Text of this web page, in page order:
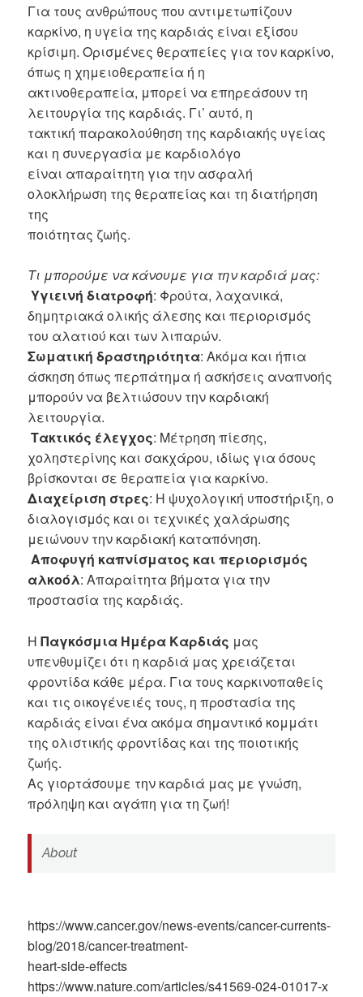
Για τους ανθρώπους που αντιμετωπίζουν
καρκίνο, η υγεία της καρδιάς είναι εξίσου
κρίσιμη. Ορισμένες θεραπείες για τον καρκίνο,
όπως η χημειοθεραπεία ή η
ακτινοθεραπεία, μπορεί να επηρεάσουν τη
λειτουργία της καρδιάς. Γι’ αυτό, η
τακτική παρακολούθηση της καρδιακής υγείας
και η συνεργασία με καρδιολόγο
είναι απαραίτητη για την ασφαλή
ολοκλήρωση της θεραπείας και τη διατήρηση
της
ποιότητας ζωής.
Τι μπορούμε να κάνουμε για την καρδιά μας:
Υγιεινή διατροφή: Φρούτα, λαχανικά,
δημητριακά ολικής άλεσης και περιορισμός
του αλατιού και των λιπαρών.
Σωματική δραστηριότητα: Ακόμα και ήπια
άσκηση όπως περπάτημα ή ασκήσεις αναπνοής
μπορούν να βελτιώσουν την καρδιακή
λειτουργία.
Τακτικός έλεγχος: Μέτρηση πίεσης,
χοληστερίνης και σακχάρου, ιδίως για όσους
βρίσκονται σε θεραπεία για καρκίνο.
Διαχείριση στρες: Η ψυχολογική υποστήριξη, ο
διαλογισμός και οι τεχνικές χαλάρωσης
μειώνουν την καρδιακή καταπόνηση.
Αποφυγή καπνίσματος και περιορισμός
αλκοόλ: Απαραίτητα βήματα για την
προστασία της καρδιάς.
ΗΠαγκόσμια Ημέρα Καρδιάς μας
υπενθυμίζει ότι η καρδιά μας χρειάζεται
φροντίδα κάθε μέρα. Για τους καρκινοπαθείς
και τις οικογένειές τους, η προστασία της
καρδιάς είναι ένα ακόμα σημαντικό κομμάτι
της ολιστικής φροντίδας και της ποιοτικής
ζωής.
Ας γιορτάσουμε την καρδιά μας με γνώση,
πρόληψη και αγάπη για τη ζωή!
About
https://www.cancer.gov/news-events/cancer-currents-
blog/2018/cancer-treatment-
heart-side-effects
https://www.nature.com/articles/s41569-024-01017-x